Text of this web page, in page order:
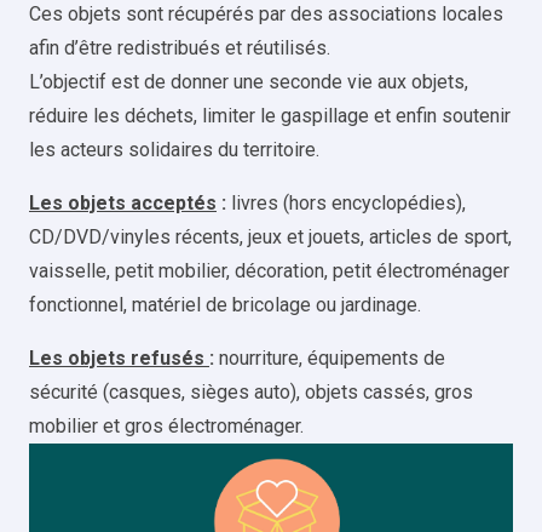
Ces objets sont récupérés par des associations locales
afin d’être redistribués et réutilisés.
L’objectif est de donner une seconde vie aux objets,
réduire les déchets, limiter le gaspillage et enfin soutenir
les acteurs solidaires du territoire.
Les objets acceptés : livres (hors encyclopédies),
CD/DVD/vinyles récents, jeux et jouets, articles de sport,
vaisselle, petit mobilier, décoration, petit électroménager
fonctionnel, matériel de bricolage ou jardinage.
Les objets refusés : nourriture, équipements de
sécurité (casques, sièges auto), objets cassés, gros
mobilier et gros électroménager.